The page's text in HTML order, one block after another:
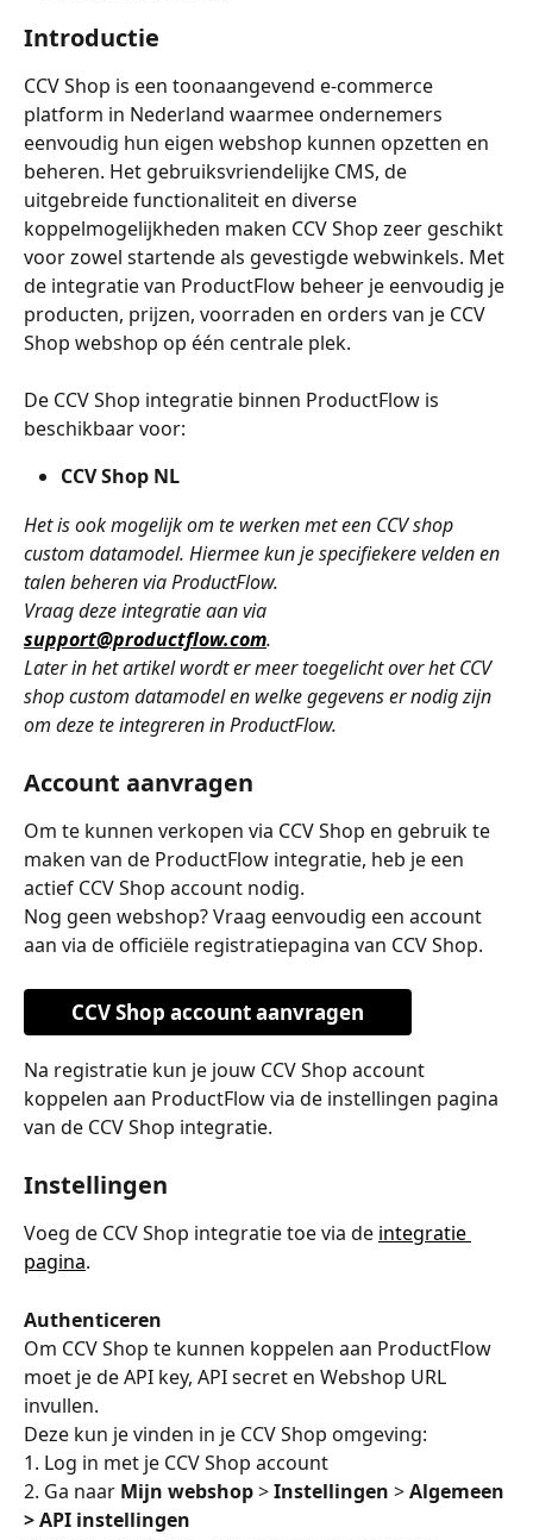
Introductie
CCV Shop is een toonaangevend e-commerce
platform in Nederland waarmee ondernemers
eenvoudig hun eigen webshop kunnen opzetten en
beheren. Het gebruiksvriendelijke CMS, de
uitgebreide functionaliteit en diverse
koppelmogelijkheden maken CCV Shop zeer geschikt
voor zowel startende als gevestigde webwinkels. Met
de integratie van ProductFlow beheer je eenvoudig je
producten, prijzen, voorraden en orders van je CCV
Shop webshop op één centrale plek.
De CCV Shop integratie binnen ProductFlow is
beschikbaar voor:
CCV Shop NL
Het is ook mogelijk om te werken met een CCV shop
custom datamodel. Hiermee kun je specifiekere velden en
talen beheren via ProductFlow.
Vraag deze integratie aan via
support@productflow.com.
Later in het artikel wordt er meer toegelicht over het CCV
shop custom datamodel en welke gegevens er nodig zijn
om deze te integreren in ProductFlow.
Account aanvragen
Om te kunnen verkopen via CCV Shop en gebruik te
maken van de ProductFlow integratie, heb je een
actief CCV Shop account nodig.
Nog geen webshop? Vraag eenvoudig een account
aan via de officiële registratiepagina van CCV Shop.
CCV Shop account aanvragen
Na registratie kun je jouw CCV Shop account
koppelen aan ProductFlow via de instellingen pagina
van de CCV Shop integratie.
Instellingen
Voeg de CCV Shop integratie toe via de integratie
pagina.
Authenticeren
Om CCV Shop te kunnen koppelen aan ProductFlow
moet je de API key, API secret en Webshop URL
invullen.
Deze kun je vinden in je CCV Shop omgeving:
1. Log in met je CCV Shop account
2. Ga naar Mijn webshop > Instellingen > Algemeen
>API instellingen